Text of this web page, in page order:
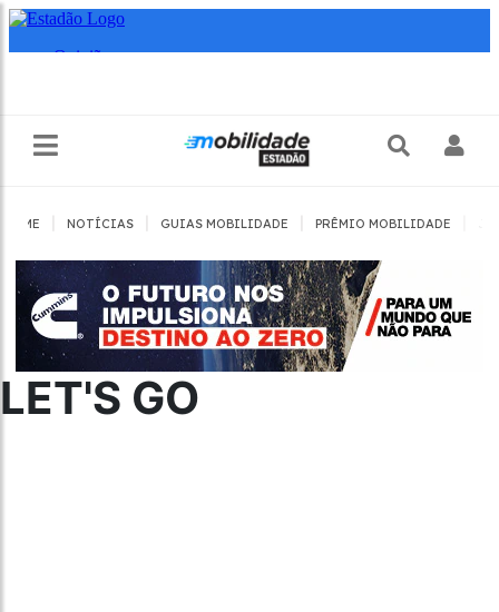
HOME NOTÍCIAS GUIAS MOBILIDADE PRÊMIO MOBILIDADE
LET'S GO